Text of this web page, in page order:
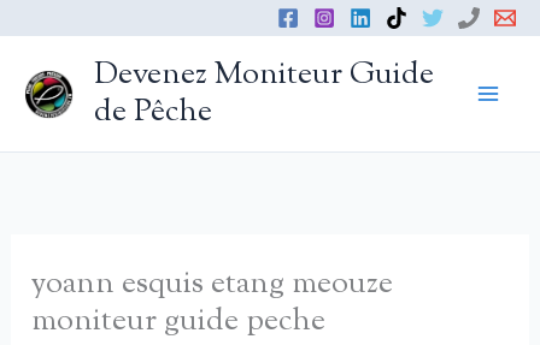
contenu
Devenez Moniteur Guide
de Pêche
yoann esquis etang meouze
moniteur guide peche